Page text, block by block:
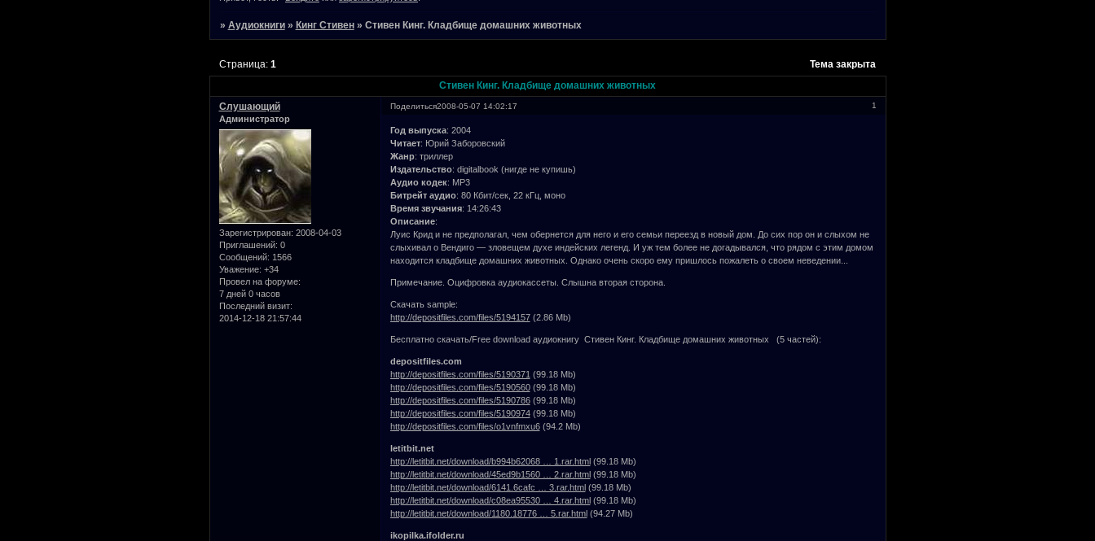
» Аудиокниги » Кинг Стивен » Стивен Кинг. Кладбище домашних животных
Стивен Кинг. Кладбище домашних животных
Страница: 1 Тема закрыта
Поделиться 1
2008-05-07 14:02:17
Слушающий
Администратор
Зарегистрирован: 2008-04-03
Приглашений: 0
Сообщений: 1566
Уважение: +34
Провел на форуме:
7 дней 0 часов
Последний визит:
2014-12-18 21:57:44
Год выпуска: 2004
Читает: Юрий Заборовский
Жанр: триллер
Издательство: digitalbook (нигде не купишь)
Аудио кодек: MP3
Битрейт аудио: 80 Кбит/сек, 22 кГц, моно
Время звучания: 14:26:43
Описание:
Луис Крид и не предполагал, чем обернется для него и его семьи переезд в новый дом. До сих пор он и слыхом не
слыхивал о Вендиго — зловещем духе индейских легенд. И уж тем более не догадывался, что рядом с этим домом
находится кладбище домашних животных. Однако очень скоро ему пришлось пожалеть о своем неведении...
Примечание. Оцифровка аудиокассеты. Слышна вторая сторона.
Скачать sample:
http://depositfiles.com/files/5194157(2.86 Mb)
Бесплатно скачать/Free download аудиокнигу Стивен Кинг. Кладбище домашних животных (5 частей):
depositfiles.com
http://depositfiles.com/files/5190371 (99.18 Mb)
http://depositfiles.com/files/5190560(99.18 Mb)
http://depositfiles.com/files/5190786(99.18 Mb)
http://depositfiles.com/files/5190974(99.18 Mb)
http://depositfiles.com/files/o1vnfmxu6(94.2 Mb)
letitbit.net
http://letitbit.net/download/b994b62068 … 1.rar.html(99.18 Mb)
http://letitbit.net/download/45ed9b1560 … 2.rar.html(99.18 Mb)
http://letitbit.net/download/6141.6cafc … 3.rar.html(99.18 Mb)
http://letitbit.net/download/c08ea95530 … 4.rar.html(99.18 Mb)
http://letitbit.net/download/1180.18776 … 5.rar.html(94.27 Mb)
ikopilka.ifolder.ru